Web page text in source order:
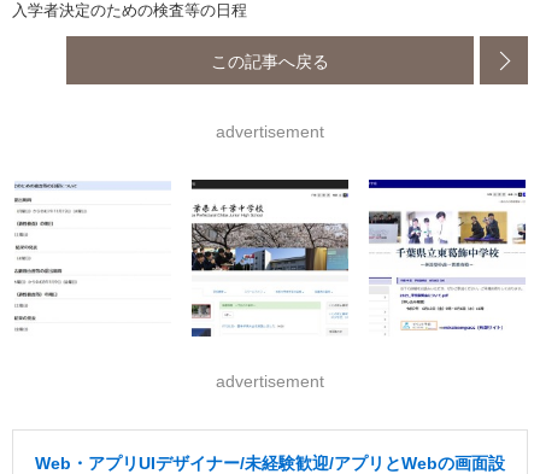
入学者決定のための検査等の日程
この記事へ戻る
advertisement
advertisement
Web・アプリUIデザイナー/未経験歓迎/アプリとWebの画面設